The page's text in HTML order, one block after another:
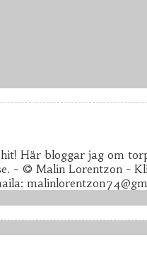
Här bloggar jag om
~ © Malin Lorentzon